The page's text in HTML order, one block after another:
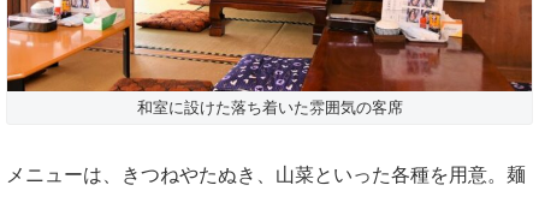
和室に設けた落ち着いた雰囲気の客席
メニューは、きつねやたぬき、山菜といった各種を用意。麺